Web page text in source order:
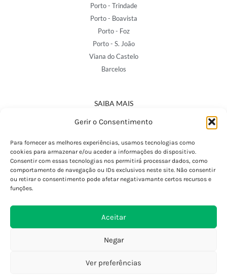
Gerir o Consentimento
Para fornecer as melhores experiências, usamos tecnologias como
cookies para armazenar e/ou aceder a informações do dispositivo.
Consentir com essas tecnologias nos permitirá processar dados, como
comportamento de navegação ou IDs exclusivos neste site. Não consentir
ou retirar o consentimento pode afetar negativamante certos recursos e
funções.
Aceitar
Negar
Ver preferências
Porto - Trindade
Porto - Boavista
Porto - Foz
Porto - S. João
Viana do Castelo
Barcelos
SAIBA MAIS
Política de Privacidade
Termos e Condições
Perguntas Frequentes
Custos de Envio
Encomendas Internacionais
Devoluções e Trocas